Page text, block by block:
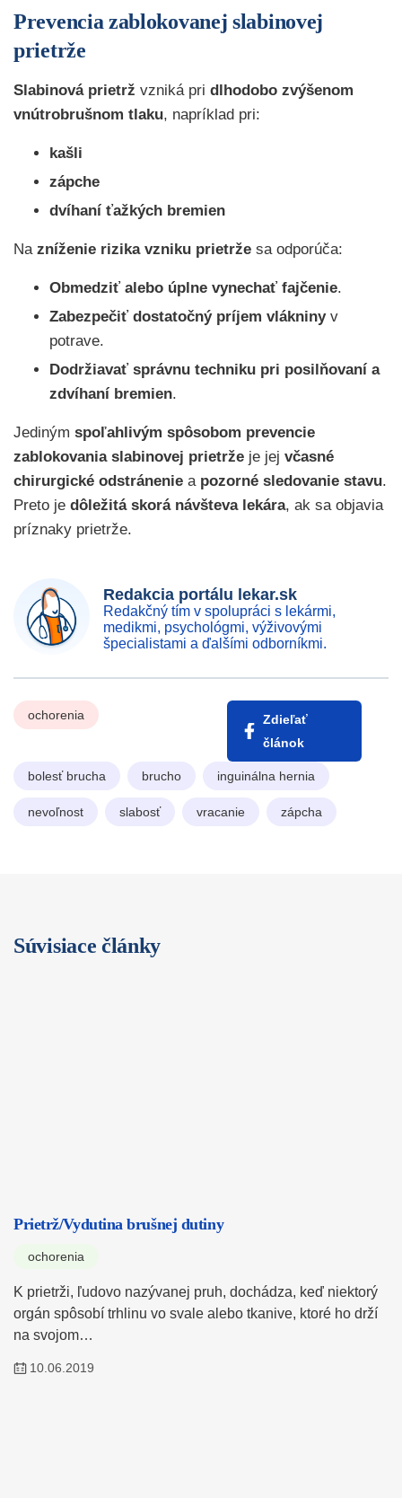
Prevencia zablokovanej slabinovej
prietrže
Slabinová prietrž vzniká pri dlhodobo zvýšenom
vnútrobrušnom tlaku, napríklad pri:
kašli
zápche
dvíhaní ťažkých bremien
Na zníženie rizika vzniku prietrže sa odporúča:
Obmedziť alebo úplne vynechať fajčenie.
Zabezpečiť dostatočný príjem vlákninyv
potrave.
Dodržiavať správnu techniku pri posilňovaní a
zdvíhaní bremien.
Jediným spoľahlivým spôsobom prevencie
zablokovania slabinovej prietrže je jej včasné
chirurgické odstránenie a pozorné sledovanie stavu.
Preto je dôležitá skorá návšteva lekára, ak sa objavia
príznaky prietrže.
Redakcia portálu lekar.sk
Redakčný tím v spolupráci s lekármi,
medikmi, psychológmi, výživovými
špecialistami a ďalšími odborníkmi.
ochorenia
Zdieľať
článok
bolesť brucha brucho inguinálna hernia
nevoľnost slabosť vracanie zápcha
Súvisiace články
Prietrž/Vydutina brušnej dutiny
ochorenia
K prietrži, ľudovo nazývanej pruh, dochádza, keď niektorý
orgán spôsobí trhlinu vo svale alebo tkanive, ktoré ho drží
na svojom…
10.06.2019